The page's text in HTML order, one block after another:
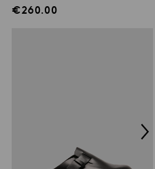
Preis
Verkaufspreis
€260.00